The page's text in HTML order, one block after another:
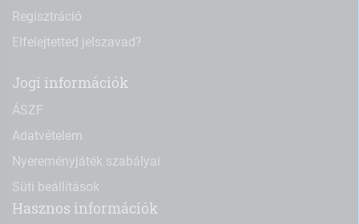
Regisztráció
Elfelejtetted jelszavad?
Jogi információk
ÁSZF
Adatvételem
Nyereményjáték szabályai
Süti beállítások
Hasznos információk